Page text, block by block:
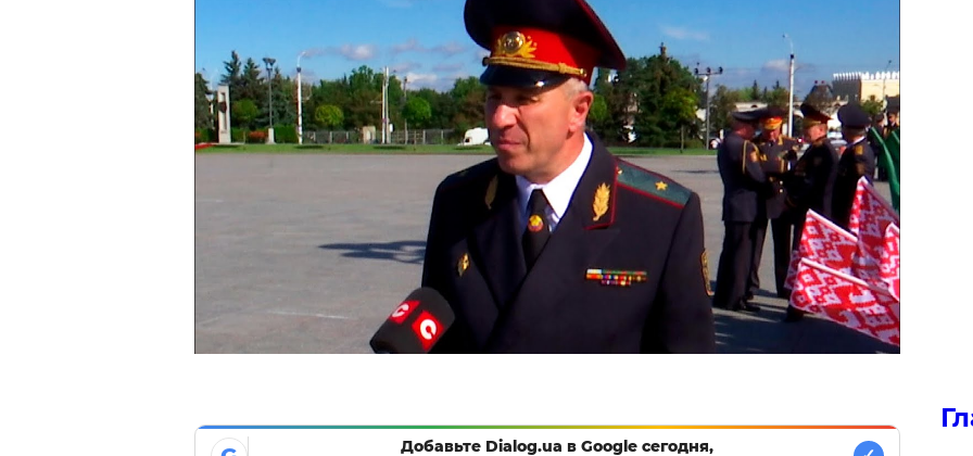
Добавьте Dialog.ua в Google сегодня,